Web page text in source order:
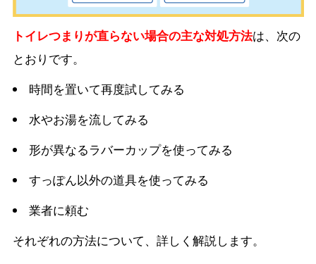
トイレつまりが直らない場合の主な対処方法は、次の
とおりです。
時間を置いて再度試してみる
水やお湯を流してみる
形が異なるラバーカップを使ってみる
すっぽん以外の道具を使ってみる
業者に頼む
それぞれの方法について、詳しく解説します。